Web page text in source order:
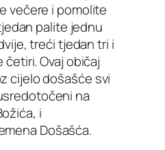
večere i pomolite
palite jednu
treći tjedan tri i
Ovaj običaj
cijelo došašće svi
na
i
Došašća.